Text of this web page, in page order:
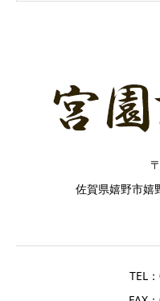
佐賀県嬉野市嬉
TEL：